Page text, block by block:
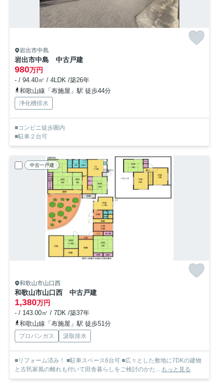
岩出市中島
岩出市中島 中古戸建
980万円
- / 94.40㎡ / 4LDK /築26年
和歌山線「布施屋」駅 徒歩44分
浄化槽排水
■コンビニ徒歩圏内
■駐車２台可
中古一戸建
和歌山市山口西
和歌山市山口西 中古戸建
1,380万円
- / 143.00㎡ / 7DK /築37年
和歌山線「布施屋」駅 徒歩51分
プロパンガス 汲取排水
■リフォーム済み！ ■駐車スペース6台可 ■広々とした敷地に7DKの建物
と古民家風の離れも付いて田舎暮らしをご検討のかた... もっと見る